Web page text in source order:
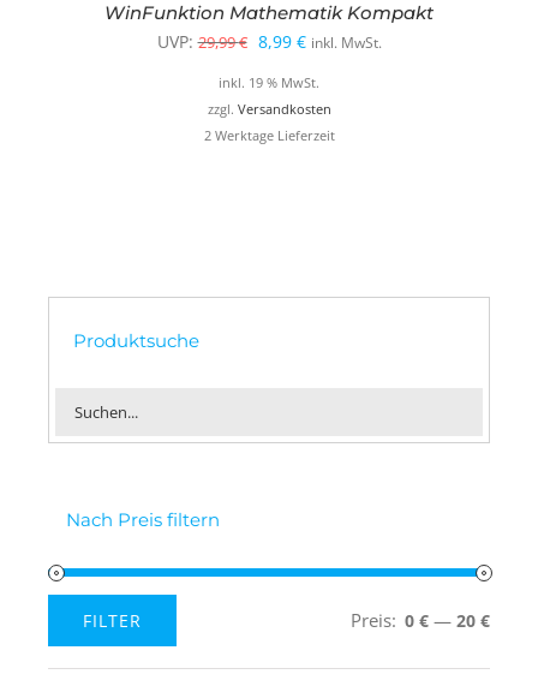
WinFunktion Mathematik Kompakt
UVP: 29,99€ Ursprünglicher
Preis
war:
29,99 €
8,99 €Aktueller
Preis
ist:
8,99 €.
inkl. MwSt.
inkl. 19 % MwSt.
zzgl. Versandkosten
2 Werktage Lieferzeit
Produktsuche
Nach Preis filtern
Preis
Preis
FILTER Preis: 0 € — 20 €